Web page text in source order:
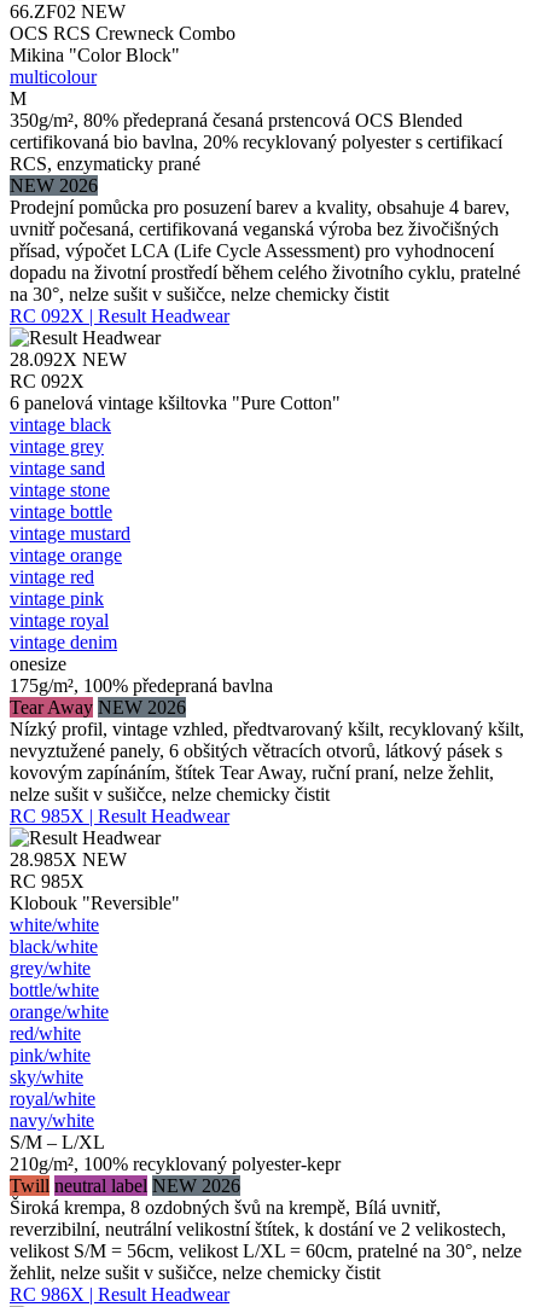
66.ZF02 NEW
OCS RCS Crewneck Combo
Mikina "Color Block"
multicolour
M
350g/m², 80% předepraná česaná prstencová OCS Blended
certifikovaná bio bavlna, 20% recyklovaný polyester s certifikací
RCS, enzymaticky prané
NEW 2026
Prodejní pomůcka pro posuzení barev a kvality, obsahuje 4 barev,
uvnitř počesaná, certifikovaná veganská výroba bez živočišných
přísad, výpočet LCA (Life Cycle Assessment) pro vyhodnocení
dopadu na životní prostředí během celého životního cyklu, pratelné
na 30°, nelze sušit v sušičce, nelze chemicky čistit
RC 092X | Result Headwear
28.092X NEW
RC 092X
6 panelová vintage kšiltovka "Pure Cotton"
vintage black
vintage grey
vintage sand
vintage stone
vintage bottle
vintage mustard
vintage orange
vintage red
vintage pink
vintage royal
vintage denim
onesize
175g/m², 100% předepraná bavlna
Tear Away NEW 2026
Nízký profil, vintage vzhled, předtvarovaný kšilt, recyklovaný kšilt,
nevyztužené panely, 6 obšitých větracích otvorů, látkový pásek s
kovovým zapínáním, štítek Tear Away, ruční praní, nelze žehlit,
nelze sušit v sušičce, nelze chemicky čistit
RC 985X | Result Headwear
28.985X NEW
RC 985X
Klobouk "Reversible"
white/​white
black/​white
grey/​white
bottle/​white
orange/​white
red/​white
pink/​white
sky/​white
royal/​white
navy/​white
S/M – L/XL
210g/m², 100% recyklovaný polyester-kepr
Twill neutral label NEW 2026
Široká krempa, 8 ozdobných švů na krempě, Bílá uvnitř,
reverzibilní, neutrální velikostní štítek, k dostání ve 2 velikostech,
velikost S/M = 56cm, velikost L/XL = 60cm, pratelné na 30°, nelze
žehlit, nelze sušit v sušičce, nelze chemicky čistit
RC 986X | Result Headwear